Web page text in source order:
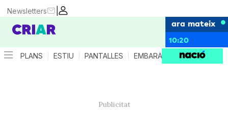
|
Newsletters
ara mateix
10:20
PLANS ESTIU PANTALLES EMBARÀS CRIANÇA